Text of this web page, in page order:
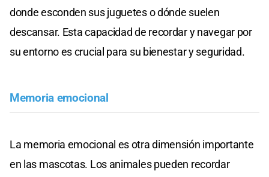
donde esconden sus juguetes o dónde suelen
descansar. Esta capacidad de recordar y navegar por
su entorno es crucial para su bienestar y seguridad.
Memoria emocional
La memoria emocional es otra dimensión importante
en las mascotas. Los animales pueden recordar